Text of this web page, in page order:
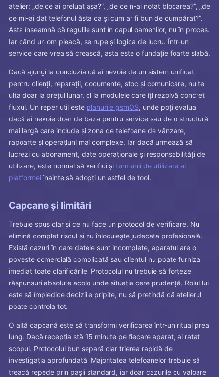
atelier: „de ce ai preluat așa?”, „de ce n-ai notat blocarea?”, „de
ce mi-ai dat telefonul ăsta ca și cum ar fi bun de cumpărat?”.
Asta înseamnă că regulile sunt în capul oamenilor, nu în proces.
Iar când un om pleacă, se rupe și logica de lucru. Într-un
service care vrea să crească, asta este o fundație foarte slabă.
Dacă ajungi la concluzia că ai nevoie de un sistem unificat
pentru clienți, reparații, documente, stoc și comunicare, nu te
uita doar la prețul lunar, ci la modulele care îți rezolvă concret
fluxul. Un reper util este planurile gsmOS, unde poți evalua
dacă ai nevoie doar de baza pentru service sau de o structură
mai largă care include și zona de telefoane de vânzare,
rapoarte și operațiuni mai complexe. Iar dacă urmează să
lucrezi cu abonament, date operaționale și responsabilități de
utilizare, este normal să verifici și termenii de utilizare ai
platformeiînainte să adopți un astfel de tool.
Capcane și limitări
Trebuie spus clar și ce nu face un protocol de verificare. Nu
elimină complet riscul și nu înlocuiește judecata profesională.
Există cazuri în care datele sunt incomplete, aparatul are o
poveste comercială complicată sau clientul nu poate furniza
imediat toate clarificările. Protocolul nu trebuie să forțeze
răspunsuri absolute acolo unde situația cere prudență. Rolul lui
este să împiedice deciziile pripite, nu să pretindă că atelierul
poate controla tot.
O altă capcană este să transformi verificarea într-un ritual prea
lung. Dacă recepția stă 15 minute pe fiecare aparat, ai ratat
scopul. Protocolul bun separă clar trierea rapidă de
investigația aprofundată. Majoritatea telefoanelor trebuie să
treacă repede prin pașii standard, iar doar cazurile cu valoare